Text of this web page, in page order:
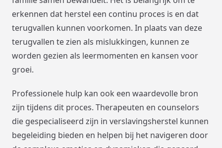
erkennen dat herstel een continu proces is en dat
terugvallen kunnen voorkomen. In plaats van deze
terugvallen te zien als mislukkingen, kunnen ze
worden gezien als leermomenten en kansen voor
groei.
Professionele hulp kan ook een waardevolle bron
zijn tijdens dit proces. Therapeuten en counselors
die gespecialiseerd zijn in verslavingsherstel kunnen
begeleiding bieden en helpen bij het navigeren door